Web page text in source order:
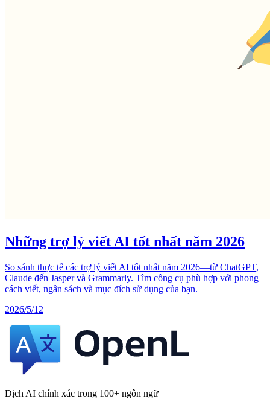
Những trợ lý viết AI tốt nhất năm 2026
So sánh thực tế các trợ lý viết AI tốt nhất năm 2026—từ ChatGPT,
Claude đến Jasper và Grammarly. Tìm công cụ phù hợp với phong
cách viết, ngân sách và mục đích sử dụng của bạn.
2026/5/12
Dịch AI chính xác trong 100+ ngôn ngữ